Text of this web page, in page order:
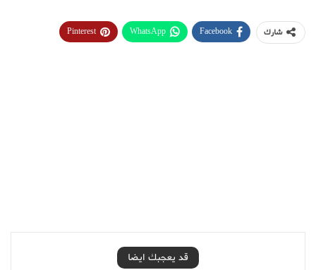
شارك Facebook
WhatsApp
Pinterest
قد يعجبك ايضا